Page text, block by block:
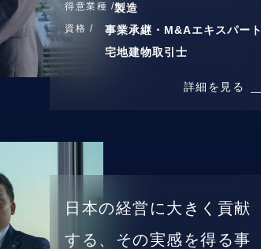
得意業種 /製造
資格 /
事業承継・M&Aエキスパート
宅地建物取引士
詳細を見る
日本の経営に大きく貢献
する、その実感を得る事